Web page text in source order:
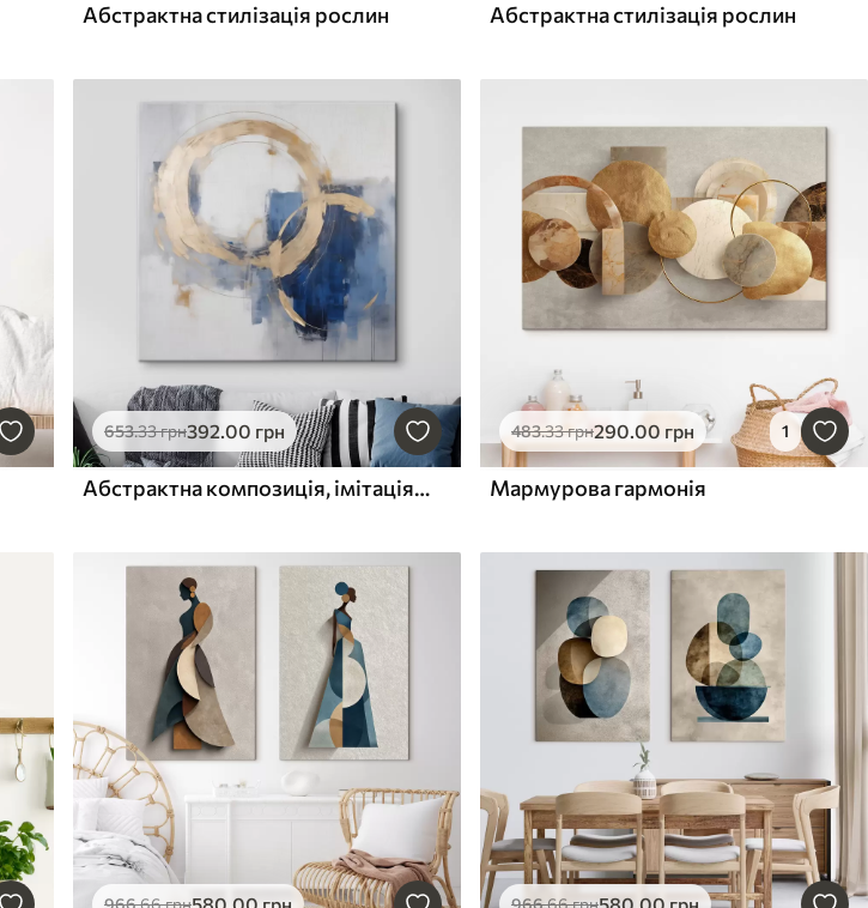
Абстрактна стилізація рослин Абстрактна стилізація рослин
653.33грн392.00 грн
Абстрактна композиція, імітація живопису
483.33грн290.00 грн 1
Мармурова гармонія
966.66грн 966.66грн